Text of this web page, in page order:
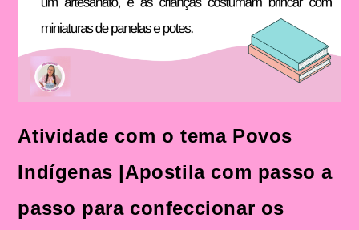
Atividade com o tema Povos
Indígenas |Apostila com passo a
passo para confeccionar os